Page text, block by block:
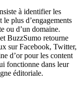
à identifier les
plus d’engagements
ou d’un domaine.
BuzzSumo retourne
sur Facebook, Twitter,
d’or pour les content
fonctionne dans leur
éditoriale.